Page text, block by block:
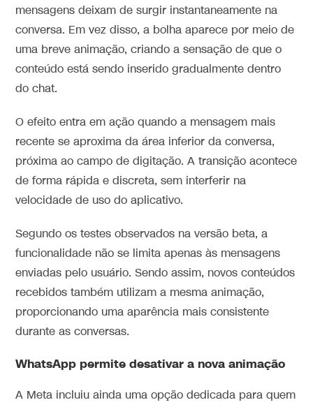
mensagens deixam de surgir instantaneamente na
conversa. Em vez disso, a bolha aparece por meio de
uma breve animação, criando a sensação de que o
conteúdo está sendo inserido gradualmente dentro
do chat.
O efeito entra em ação quando a mensagem mais
recente se aproxima da área inferior da conversa,
próxima ao campo de digitação. A transição acontece
de forma rápida e discreta, sem interferir na
velocidade de uso do aplicativo.
Segundo os testes observados na versão beta, a
funcionalidade não se limita apenas às mensagens
enviadas pelo usuário. Sendo assim, novos conteúdos
recebidos também utilizam a mesma animação,
proporcionando uma aparência mais consistente
durante as conversas.
WhatsApp permite desativar a nova animação
A Meta incluiu ainda uma opção dedicada para quem